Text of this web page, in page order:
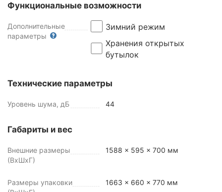
Функциональные возможности
Дополнительные
параметры
Зимний режим
Хранения открытых
бутылок
Технические параметры
Уровень шума, дБ 44
Габариты и вес
Внешние размеры
(ВхШхГ)
1588 x 595 x 700 мм
Размеры упаковки
1663 x 660 x 770 мм